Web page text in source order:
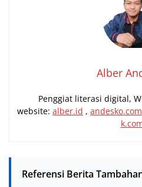
Alber
Penggiat literasi digital,
website: alber.id , andesko.com
Referensi Berita